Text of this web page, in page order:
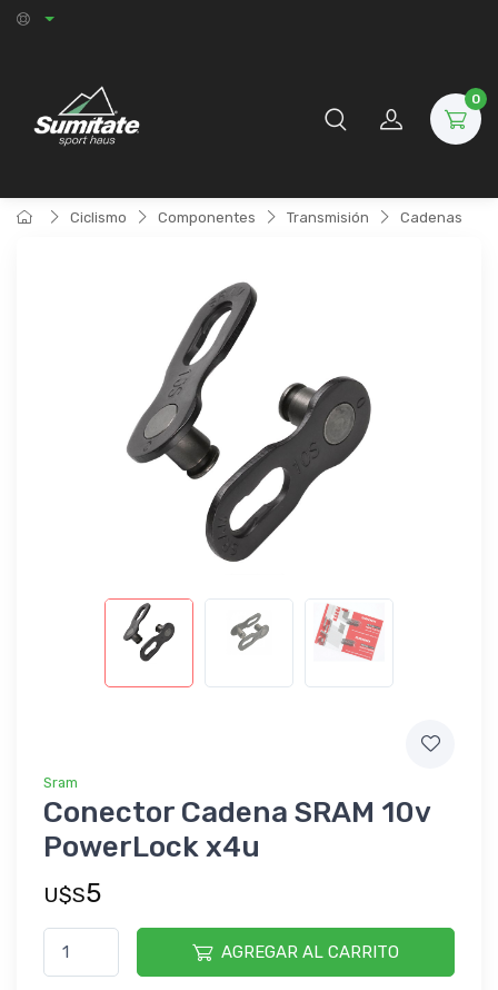
0
Ciclismo Componentes Transmisión Cadenas
Sram
Conector Cadena SRAM 10v
PowerLock x4u
U$S5
AGREGAR AL CARRITO